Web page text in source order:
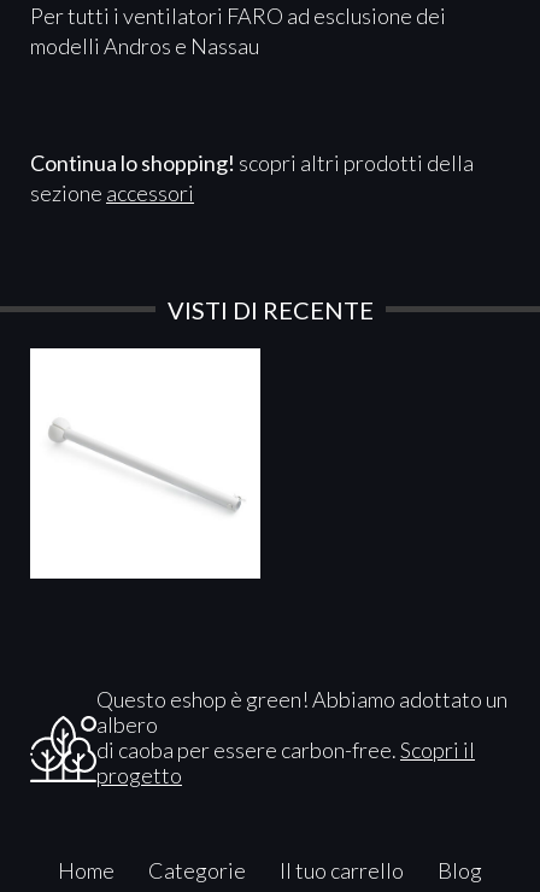
Per tutti i ventilatori FARO ad esclusione dei
modelli Andros e Nassau
Continua lo shopping! scopri altri prodotti della
sezione accessori
VISTI DI RECENTE
Questo eshop è green! Abbiamo adottato un
albero
di caoba per essere carbon-free.Scopri il
progetto
Home Categorie Il tuo carrello Blog